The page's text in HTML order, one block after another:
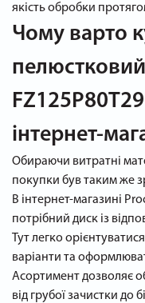
якість обробки
Чому варто
інтернет-
Обираючи витратні
покупки був таким же
В інтернет-магазині
потрібний диск із
Тут легко
варіанти та
Асортимент дозволяє
від грубої зачистки до